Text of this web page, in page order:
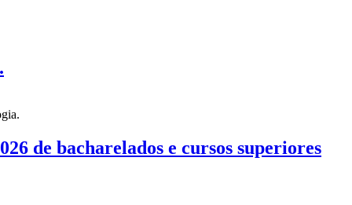
de bacharelados e cursos superiores